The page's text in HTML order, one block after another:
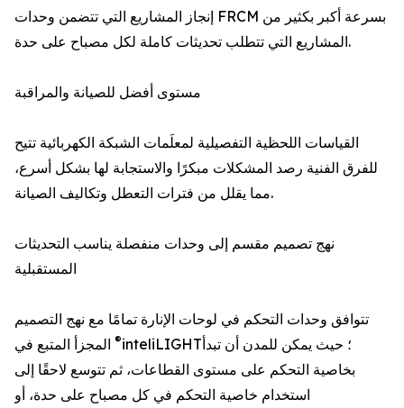
إنجاز المشاريع التي تتضمن وحدات FRCM بسرعة أكبر بكثير من
المشاريع التي تتطلب تحديثات كاملة لكل مصباح على حدة.
مستوى أفضل للصيانة والمراقبة
القياسات اللحظية التفصيلية لمعلَمات الشبكة الكهربائية تتيح
للفرق الفنية رصد المشكلات مبكرًا والاستجابة لها بشكل أسرع،
مما يقلل من فترات التعطل وتكاليف الصيانة.
نهج تصميم مقسم إلى وحدات منفصلة يناسب التحديثات
المستقبلية
تتوافق وحدات التحكم في لوحات الإنارة تمامًا مع نهج التصميم
®inteliLIGHT؛ حيث يمكن للمدن أن تبدأ
بخاصية التحكم على مستوى القطاعات، ثم تتوسع لاحقًا إلى
استخدام خاصية التحكم في كل مصباح على حدة، أو